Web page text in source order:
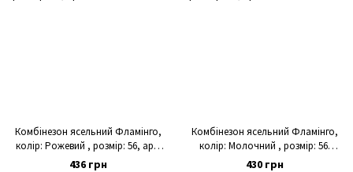
Комбінезон ясельний Фламінго,
колір: Рожевий , розмір: 56, арт.
365-122
436 грн
Комбінезон ясельний Фламінго,
колір: Молочний , розмір: 56,
арт. 365-119
430 грн